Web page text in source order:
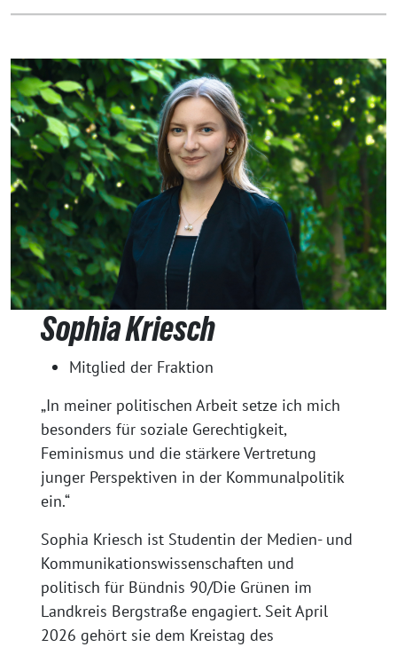
Sophia Kriesch
Mitglied der Fraktion
„In meiner politischen Arbeit setze ich mich
besonders für soziale Gerechtigkeit,
Feminismus und die stärkere Vertretung
junger Perspektiven in der Kommunalpolitik
ein.“
Sophia Kriesch ist Studentin der Medien- und
Kommunikationswissenschaften und
politisch für Bündnis 90/Die Grünen im
Landkreis Bergstraße engagiert. Seit April
2026 gehört sie dem Kreistag des